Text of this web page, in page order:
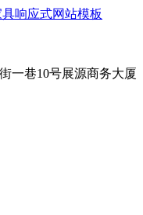
一巷10号展源商务大厦